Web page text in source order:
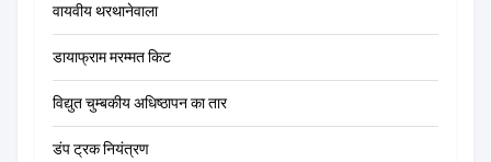
वायवीय थरथानेवाला
डायाफ्राम मरम्मत किट
विद्युत चुम्बकीय अधिष्ठापन का तार
डंप ट्रक नियंत्रण